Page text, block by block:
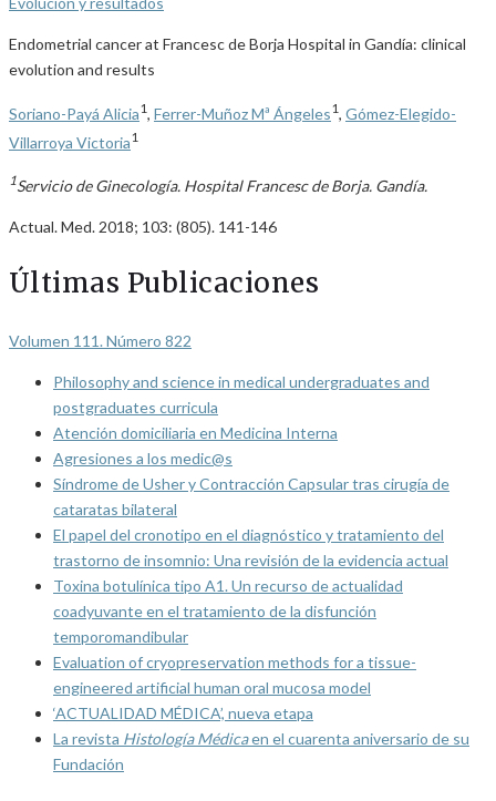
Endometrial cancer at Francesc de Borja Hospital in Gandía: clinical
evolution and results
Soriano-Payá Alicia1, Ferrer-Muñoz Mª Ángeles1, Gómez-Elegido-
Villarroya Victoria1
1Servicio de Ginecología. Hospital Francesc de Borja. Gandía.
Actual. Med. 2018; 103: (805). 141-146
Últimas Publicaciones
Volumen 111. Número 822
Philosophy and science in medical undergraduates and
postgraduates curricula
Atención domiciliaria en Medicina Interna
Agresiones a los medic@s
Síndrome de Usher y Contracción Capsular tras cirugía de
cataratas bilateral
El papel del cronotipo en el diagnóstico y tratamiento del
trastorno de insomnio: Una revisión de la evidencia actual
Toxina botulínica tipo A1. Un recurso de actualidad
coadyuvante en el tratamiento de la disfunción
temporomandibular
Evaluation of cryopreservation methods for a tissue-
engineered artificial human oral mucosa model
‘ACTUALIDAD MÉDICA’, nueva etapa
La revista Histología Médicaen el cuarenta aniversario de su
Fundación